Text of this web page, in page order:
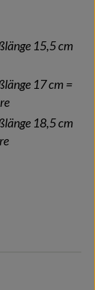
15,5 cm
17 cm =
18,5 cm